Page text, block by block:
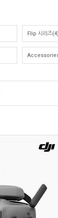
Flip 시리즈(4)